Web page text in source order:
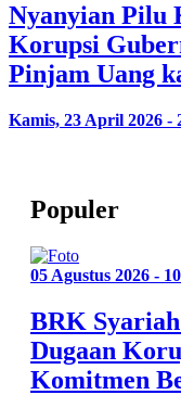
Nyanyian Pilu
Korupsi
Pinjam Uang
Kamis, 23 April 2026 -
Populer
05 Agustus 2026 -
BRK
Dugaan
Komitmen